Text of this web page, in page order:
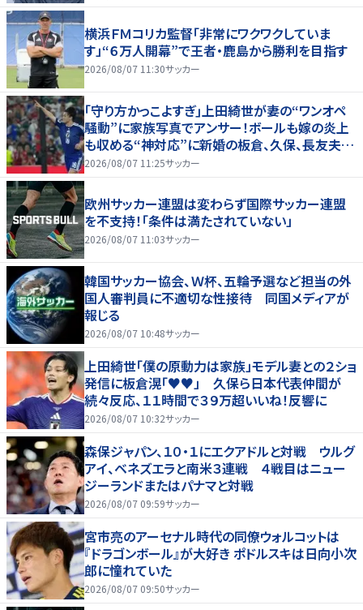
横浜ＦＭコリカ監督「非常にワクワクしていま
す」“６万人開幕”で王者・鹿島から勝利を目指す
2026/08/07 11:30サッカー
｢守り方かっこよすぎ｣上田綺世が妻の“ワンオペ
騒動”に家族写真でアンサー！ボールも嫁の炎上
も収める“神対応”に新婚の板倉、久保、長友夫妻
もエール！
2026/08/07 11:25サッカー
欧州サッカー連盟は変わらず国際サッカー連盟
を不支持！「条件は満たされていない」
2026/08/07 11:03サッカー
韓国サッカー協会、Ｗ杯、五輪予選など担当の外
国人審判員に不適切な性接待 同国メディアが
報じる
2026/08/07 10:48サッカー
上田綺世「僕の原動力は家族」モデル妻との２ショ
発信に板倉滉「♥♥」 久保ら日本代表仲間が
続々反応、１１時間で３９万超いいね！反響に
2026/08/07 10:32サッカー
森保ジャパン、１０・１にエクアドルと対戦 ウルグ
アイ、ベネズエラと南米３連戦 ４戦目はニュー
ジーランドまたはパナマと対戦
2026/08/07 09:59サッカー
宮市亮のアーセナル時代の同僚ウォルコットは
『ドラゴンボール』が大好き ポドルスキは日向小次
郎に憧れていた
2026/08/07 09:50サッカー